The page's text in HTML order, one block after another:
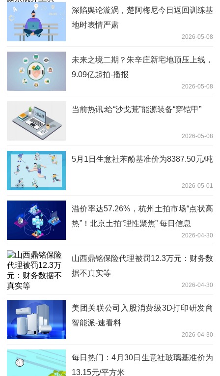
深陷舆论漩涡，楚阿梅尼今日返回训练基
地时表情严肃
2026-05-08
未来之境二期？朱辛庄新宅地顶压上线，
9.09亿起拍-播报
2026-05-08
当前热讯:给“沙戈荒”能源装备“穿铠甲”
2026-05-08
5月1日生意社苯酚基准价为8387.50元/吨
2026-05-01
溢价率达57.26%，杭州土拍市场“点状高
热”！北京土拍“理性聚焦” 每日信息
2026-04-30
山西鼎铭保险代理被罚12.3万元：财务数
据不真实等
2026-04-30
美团关联公司入股消费级3D打印研发商
智能派-速看料
2026-04-30
每日热门：4月30日生意社玻璃基准价为
13.15元/平方米